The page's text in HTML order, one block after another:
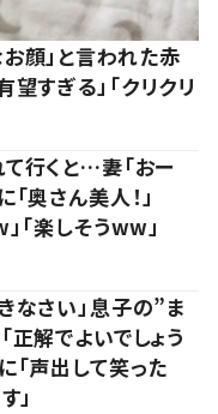
顔」と言われた赤
すぎる」「クリクリ
行くと…妻「おー
奥さん美人！」
「楽しそうww」
なさい」息子の”ま
解でよいでしょう
「声出して笑った
」